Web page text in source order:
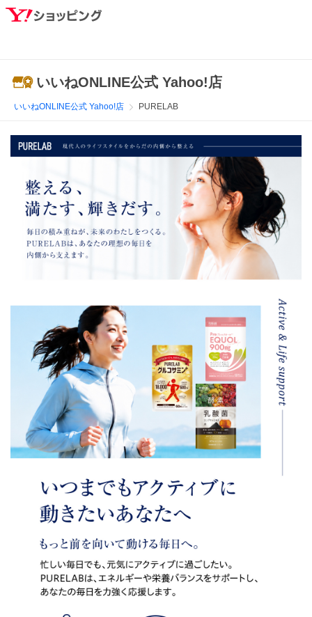
いいねONLINE公式 Yahoo!店
いいねONLINE公式 Yahoo!店 PURELAB